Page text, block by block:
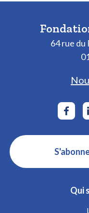
64 rue du
Qui